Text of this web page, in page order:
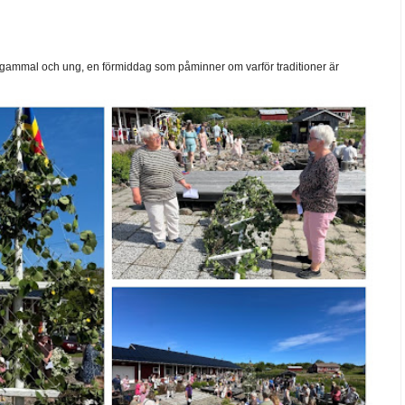
och ung, en förmiddag som påminner om varför traditioner är